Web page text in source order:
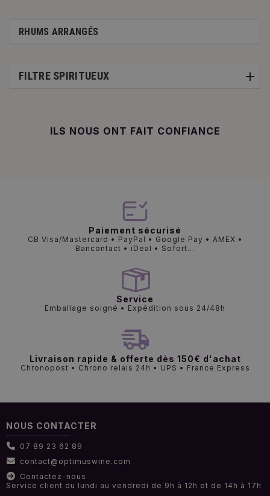
RHUMS ARRANGÉS
FILTRE SPIRITUEUX
ILS NOUS ONT FAIT CONFIANCE
Paiement sécurisé
CB Visa/Mastercard • PayPal • Google Pay • AMEX •
Bancontact • iDeal • Sofort...
Service
Emballage soigné • Expédition sous 24/48h
Livraison rapide & offerte dès 150€ d'achat
Chronopost • Chrono relais 24h • UPS • France Express
NOUS CONTACTER
07 89 23 62 89
contact@optimuswine.com
Contactez-nous
Service client du lundi au vendredi de 9h à 12h et de 14h à 17h